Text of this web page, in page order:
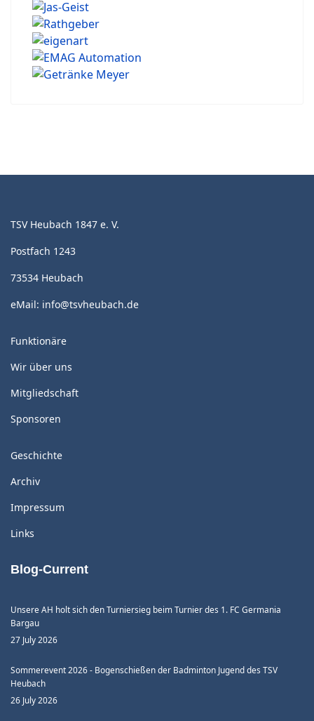
TSV Heubach 1847 e. V.
Postfach 1243
73534 Heubach
eMail: info@tsvheubach.de
Funktionäre
Wir über uns
Mitgliedschaft
Sponsoren
Geschichte
Archiv
Impressum
Links
Blog-Current
Unsere AH holt sich den Turniersieg beim Turnier des 1. FC Germania
Bargau
27 July 2026
Sommerevent 2026 - Bogenschießen der Badminton Jugend des TSV
Heubach
26 July 2026